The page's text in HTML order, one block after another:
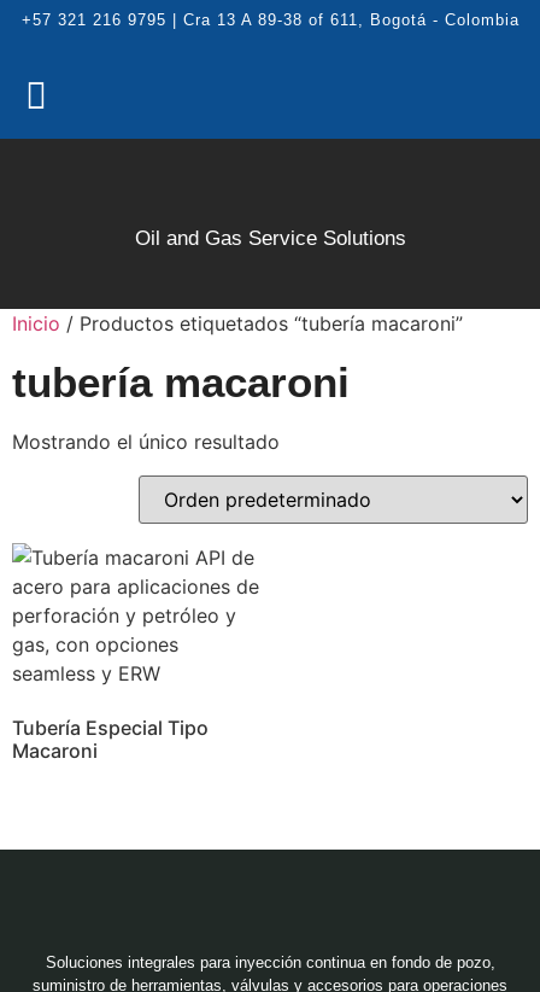
+57 321 216 9795 | Cra 13 A 89-38 of 611, Bogotá - Colombia
Oil and Gas Service Solutions
Inicio / Productos etiquetados “tubería macaroni”
tubería macaroni
Mostrando el único resultado
Tubería Especial Tipo
Macaroni
Soluciones integrales para inyección continua en fondo de pozo,
suministro de herramientas, válvulas y accesorios para operaciones